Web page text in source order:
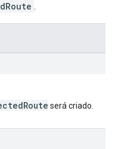
.
será criado.